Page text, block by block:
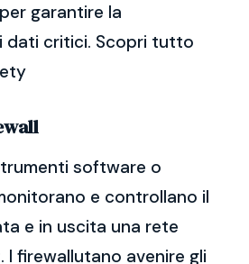
garantire la
dati critici. Scopri tutto
software o
e controllano il
e in uscita una rete
I firewallutano avenire gli